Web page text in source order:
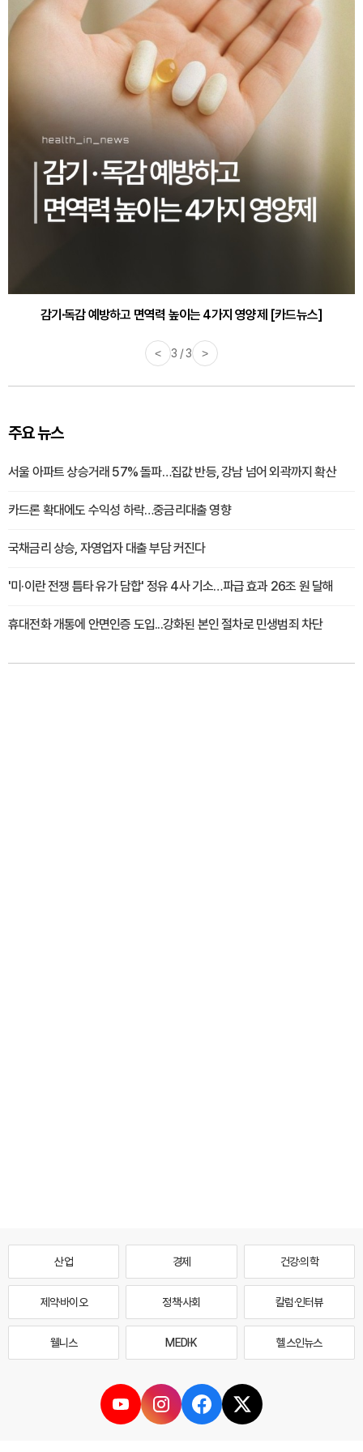
감기·독감 예방하고 면역력 높이는 4가지 영양제 [카드뉴스]
< 3 / 3 >
주요 뉴스
서울 아파트 상승거래 57% 돌파…집값 반등, 강남 넘어 외곽까지 확산
카드론 확대에도 수익성 하락…중금리대출 영향
국채금리 상승, 자영업자 대출 부담 커진다
'미·이란 전쟁 틈타 유가 담합' 정유 4사 기소…파급 효과 26조 원 달해
휴대전화 개통에 안면인증 도입...강화된 본인 절차로 민생범죄 차단
산업 경제 건강·의학
제약·바이오 정책·사회 칼럼·인터뷰
웰니스 MEDI·K 헬스인뉴스